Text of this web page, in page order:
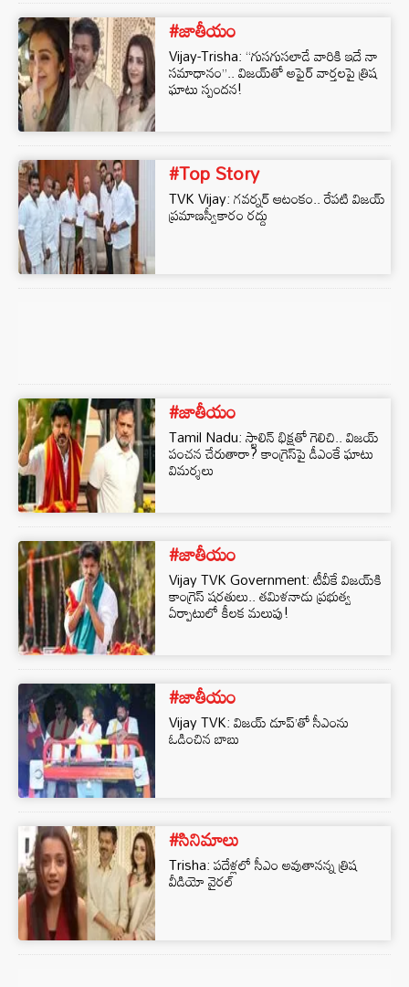
#జాతీయం
Vijay-Trisha: “గుసగుసలాడే వారికి ఇదే నా
సమాధానం”.. విజయ్‌తో అఫైర్ వార్తలపై త్రిష
ఘాటు స్పందన!
#Top Story
TVK Vijay: గవర్నర్ ఆటంకం.. రేపటి విజయ్
ప్రమాణస్వీకారం రద్దు
#జాతీయం
Tamil Nadu: స్టాలిన్ భిక్షతో గెలిచి.. విజయ్
పంచన చేరుతారా? కాంగ్రెస్‌పై డీఎంకే ఘాటు
విమర్శలు
#జాతీయం
Vijay TVK Government: టీవీకే విజయ్‌కి
కాంగ్రెస్ షరతులు.. తమిళనాడు ప్రభుత్వ
ఏర్పాటులో కీలక మలుపు!
#జాతీయం
Vijay TVK: విజయ్ డూప్’తో సీఎంను
ఓడించిన బాబు
#సినిమాలు
Trisha: పదేళ్లలో సీఎం అవుతానన్న త్రిష
వీడియో వైరల్